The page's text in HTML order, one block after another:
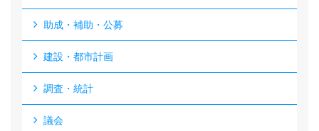
助成・補助・公募
建設・都市計画
調査・統計
議会